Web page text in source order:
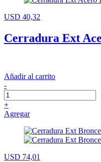
USD 40,32
Cerradura Ext
Añadir al carrito
-
+
Agregar
USD 74,01